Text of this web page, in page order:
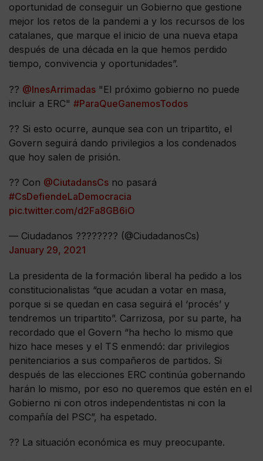
oportunidad de conseguir un Gobierno que gestione
mejor los retos de la pandemi a y los recursos de los
catalanes, que marque el inicio de una nueva etapa
después de una década en la que hemos perdido
tiempo, convivencia y oportunidades”.
?? @InesArrimadas "El próximo gobierno no puede
incluir a ERC" #ParaQueGanemosTodos
?? Si esto ocurre, aunque sea con un tripartito, el
Govern seguirá dando privilegios a los condenados
que hoy salen de prisión.
?? Con @CiutadansCs no pasará
#CsDefiendeLaDemocracia
pic.twitter.com/d2Fa8GB6iO
— Ciudadanos ???????? (@CiudadanosCs)
January 29, 2021
La presidenta de la formación liberal ha pedido a los
constitucionalistas “que acudan a votar en masa,
porque si se quedan en casa seguirá el ‘procés’ y
tendremos un tripartito”. Carrizosa, por su parte, ha
recordado que el Govern “ha hecho lo mismo que
hizo hace meses y el TS enmendó: dar privilegios
penitenciarios a sus compañeros de partidos. Si
después de las elecciones ERC continúa gobernando
harán lo mismo, por eso no queremos que estén en el
Gobierno ni con otros independentistas ni con la
compañía del PSC”, ha espetado.
?? La situación económica es muy preocupante.